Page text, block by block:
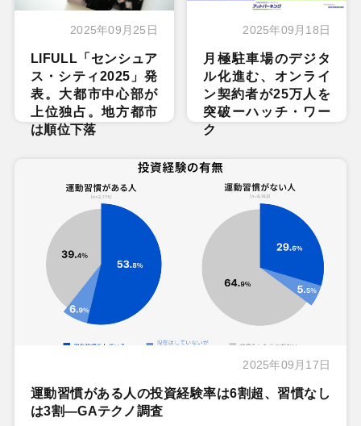
2025年09月25日
LIFULL「センシュア
ス・シティ2025」発
表。大都市中心部が
上位独占。地方都市
は順位下落
2025年09月18日
月極駐車場のデジタ
ル化進む、オンライ
ン契約者が25万人を
突破ーハッチ・ワー
ク
2025年09月17日
運動習慣がある人の投資経験率は6割超、習慣なし
は3割―GAテクノ調査